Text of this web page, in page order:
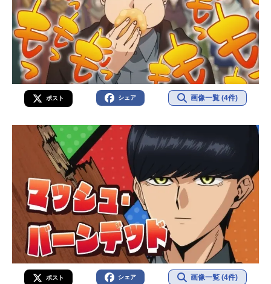
ポスト シェア 画像一覧 (4件)
ポスト シェア 画像一覧 (4件)